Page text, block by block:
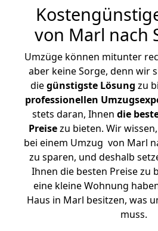
von Marl nach
Umzüge können mitunter
aber keine Sorge, denn wir
diegünstigste Lösung zu
professionellen
stets daran, Ihnen die
Preisezu bieten. Wir
bei einem Umzug von Marl
zu sparen, und deshalb
Ihnen die besten Preise zu
eine kleine Wohnung
Haus in Marl besitzen, was
muss.